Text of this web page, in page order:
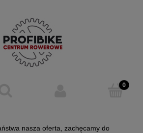
nasza oferta, zachęcamy do